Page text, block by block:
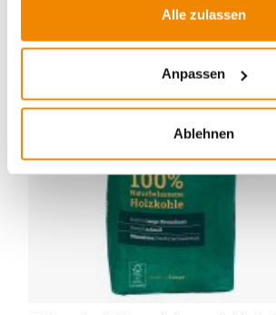
Alle zulassen
Anpassen
Ablehnen
Varianten
Produkt ansehen